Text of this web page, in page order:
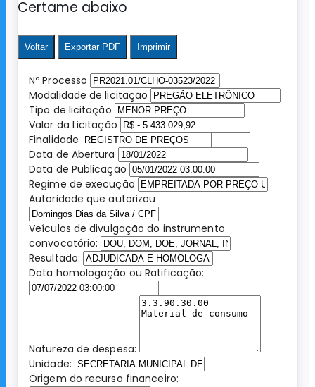
Certame abaixo
Voltar Exportar PDF Imprimir
Nº Processo
Modalidade de licitação
Tipo de licitação
Valor da Licitação
Finalidade
Data de Abertura
Data de Publicação
Regime de execução
Autoridade que autorizou
Veículos de divulgação do instrumento
convocatório:
Resultado:
Data homologação ou Ratificação:
Natureza de despesa:
Unidade:
Origem do recurso financeiro: